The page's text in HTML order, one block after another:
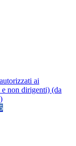
ai
non dirigenti) (da